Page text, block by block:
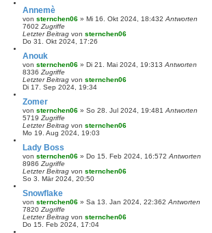
Annemè
von sternchen06 » Mi 16. Okt 2024, 18:432 Antworten
7602 Zugriffe
Letzter Beitrag von sternchen06
Do 31. Okt 2024, 17:26
Anouk
von sternchen06 » Di 21. Mai 2024, 19:313 Antworten
8336 Zugriffe
Letzter Beitrag von sternchen06
Di 17. Sep 2024, 19:34
Zomer
von sternchen06 » So 28. Jul 2024, 19:481 Antworten
5719 Zugriffe
Letzter Beitrag von sternchen06
Mo 19. Aug 2024, 19:03
Lady Boss
von sternchen06 » Do 15. Feb 2024, 16:572 Antworten
8986 Zugriffe
Letzter Beitrag von sternchen06
So 3. Mär 2024, 20:50
Snowflake
von sternchen06 » Sa 13. Jan 2024, 22:362 Antworten
7820 Zugriffe
Letzter Beitrag von sternchen06
Do 15. Feb 2024, 17:04